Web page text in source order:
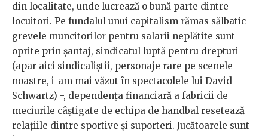
din localitate, unde lucrează o bună parte dintre
locuitori. Pe fundalul unui capitalism rămas sălbatic -
grevele muncitorilor pentru salarii neplătite sunt
oprite prin șantaj, sindicatul luptă pentru drepturi
(apar aici sindicaliștii, personaje rare pe scenele
noastre, i-am mai văzut în spectacolele lui David
Schwartz) -, dependența financiară a fabricii de
meciurile câștigate de echipa de handbal resetează
relațiile dintre sportive și suporteri. Jucătoarele sunt